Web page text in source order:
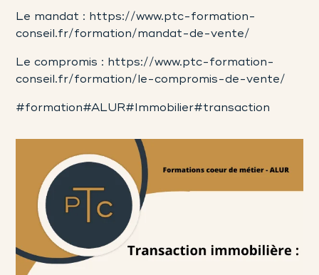
Le mandat : https://www.ptc-formation-
conseil.fr/formation/mandat-de-vente/
Le compromis : https://www.ptc-formation-
conseil.fr/formation/le-compromis-de-vente/
#formation#ALUR#Immobilier#transaction